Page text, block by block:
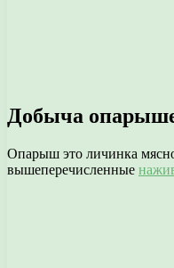
Добыча
Опарыш это личинка
вышеперечисленные